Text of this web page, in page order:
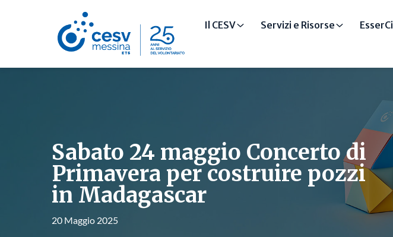
Il CESV Servizi e Risorse EsserCi
Sabato 24 maggio Concerto di
Primavera per costruire pozzi
in Madagascar
20 Maggio 2025